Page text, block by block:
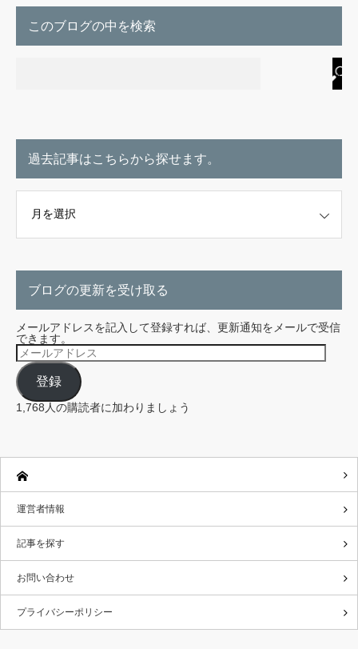
このブログの中を検索
過去記事はこちらから探せます。
ブログの更新を受け取る
メールアドレスを記入して登録すれば、更新通知をメールで受信
できます。
メ
ー
ル
ア
ド
レ
ス
登録
1,768人の購読者に加わりましょう
運営者情報
記事を探す
お問い合わせ
プライバシーポリシー